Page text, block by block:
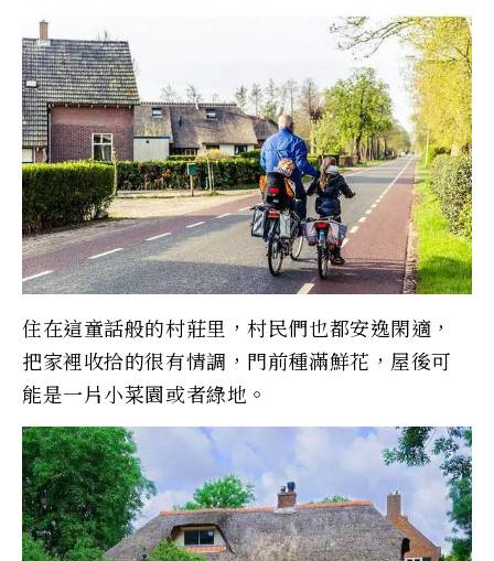
住在這童話般的村莊里，村民們也都安逸閑適，
把家裡收拾的很有情調，門前種滿鮮花，屋後可
能是一片小菜園或者綠地。